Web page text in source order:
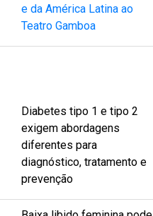
e da América Latina ao
Teatro Gamboa
Diabetes tipo 1 e tipo 2
exigem abordagens
diferentes para
diagnóstico, tratamento e
prevenção